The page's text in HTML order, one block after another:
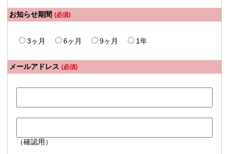
お知らせ期間 (必須)
3ヶ月 6ヶ月 9ヶ月 1年
メールアドレス (必須)
（確認用）